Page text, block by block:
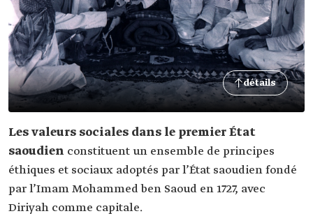
détails
Les valeurs sociales dans le premier État
saoudien constituent un ensemble de principes
éthiques et sociaux adoptés par l’État saoudien fondé
par l’Imam Mohammed ben Saoud en 1727, avec
Diriyah comme capitale.